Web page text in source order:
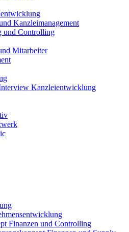
Kanzleimanagement
und Controlling
Mitarbeiter
Kanzleientwicklung
Finanzen und Controlling